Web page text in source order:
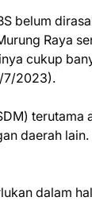
belum
Raya
cukup
7/2023).
daerah
dalam